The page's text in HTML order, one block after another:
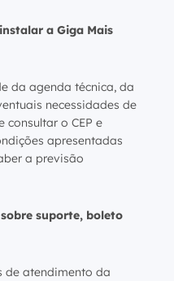
a Giga Mais
da agenda técnica, da
necessidades de
consultar o CEP e
apresentadas
a previsão
suporte, boleto
de atendimento da